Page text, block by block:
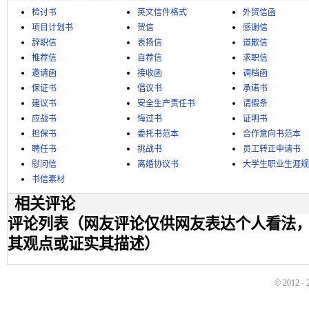
检讨书 英文信件格式
外贸信函
项目计划书
贺信
感谢信
辞职信
表扬信
道歉信
推荐信
自荐信
求职信
邀请函
接收函
调档函
保证书
倡议书
承诺书
建议书
安全生产责任书
请假条
应战书
悔过书
证明书
担保书
委托书范本
合作意向书范本
聘任书
挑战书
员工转正申请书
慰问信
离婚协议书
大学生职业生涯
书信素材
相关评论
评论列表（网友评论仅供网友表达个人看法
其观点或证实其描述）
© 2012 -